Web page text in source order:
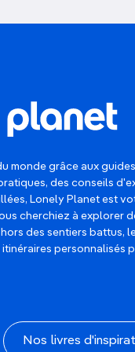
000 m !), mais le
la douleur.
surf
plus qu'un sport.
vagues
pour
l'un des spots de
monde grâce aux
des conseils
Lonely Planet est
cherchiez à explorer
des sentiers battus,
personnalisés
Nos livres